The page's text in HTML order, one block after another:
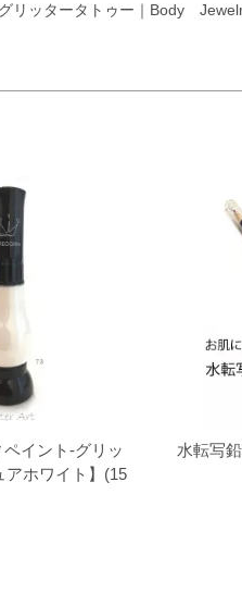
リッタータトゥー｜Body
ペイント-グリッ
アホワイト】(15
水転写